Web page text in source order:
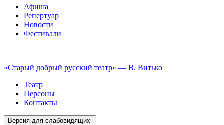
Афиша
Репертуар
Новости
Фестивали
«Старый добрый русский театр» — В. Витько
Театр
Персоны
Контакты
Версия для слабовидящих